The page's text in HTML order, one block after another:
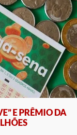
E PRÊMIO DA